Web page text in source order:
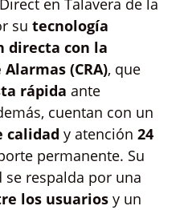
en Talavera de la
su tecnología
directa con la
(CRA), que
rápida ante
cuentan con un
calidad y atención 24
permanente. Su
se respalda por una
los usuarios y un